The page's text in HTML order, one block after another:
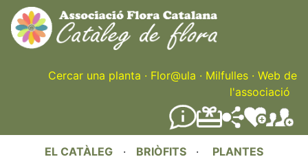
Skip
to
main
content
Cercar una planta · Flor@ula · Milfulles · Web de
l'associació
EL CATÀLEG · BRIÒFITS · PLANTES